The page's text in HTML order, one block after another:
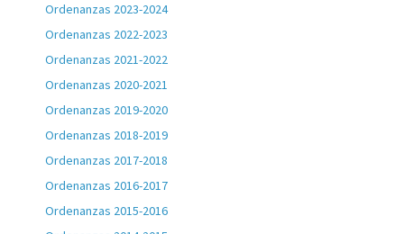
Ordenanzas 2023-2024
Ordenanzas 2022-2023
Ordenanzas 2021-2022
Ordenanzas 2020-2021
Ordenanzas 2019-2020
Ordenanzas 2018-2019
Ordenanzas 2017-2018
Ordenanzas 2016-2017
Ordenanzas 2015-2016